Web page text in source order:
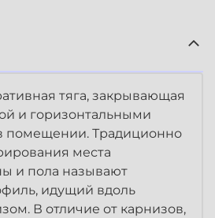
тяга, закрывающая
и горизонтальными
помещении. Традиционно
места
и пола называют
идущий вдоль
В отличие от карнизов,